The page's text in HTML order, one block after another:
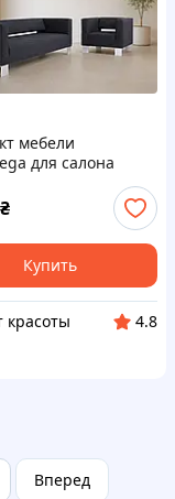
мебели
для салона
и ресепшн зоны
₴
Купить
красоты
4.8
Вперед